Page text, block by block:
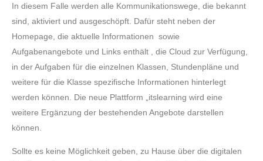
In diesem Falle werden alle Kommunikationswege, die bekannt
sind, aktiviert und ausgeschöpft. Dafür steht neben der
Homepage, die aktuelle Informationen sowie
Aufgabenangebote und Links enthält , die Cloud zur Verfügung,
in der Aufgaben für die einzelnen Klassen, Stundenpläne und
weitere für die Klasse spezifische Informationen hinterlegt
werden können. Die neue Plattform „itslearning wird eine
weitere Ergänzung der bestehenden Angebote darstellen
können.
Sollte es keine Möglichkeit geben, zu Hause über die digitalen